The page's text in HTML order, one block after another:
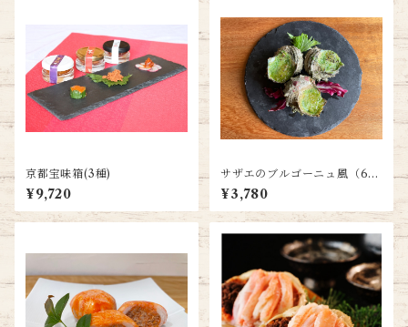
京都宝味箱(3種)
¥9,720
サザエのブルゴーニュ風（6個
入）
¥3,780